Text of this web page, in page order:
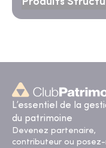
L’essentiel de la
du patrimoine
Devenez partenaire,
contributeur ou posez-